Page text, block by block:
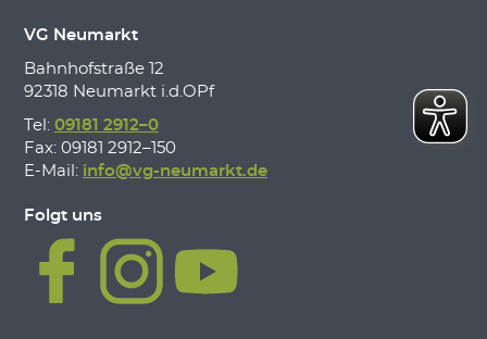
VG Neumarkt
Bahnhofstraße 12
92318 Neumarkt i.d.OPf
Tel: 09181 2912–0
Fax: 09181 2912–150
E-Mail: info@vg-neumarkt.de
Folgt uns